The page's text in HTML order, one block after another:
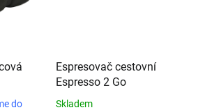
do
Espresovač cestovní
Espresso 2 Go
Skladem